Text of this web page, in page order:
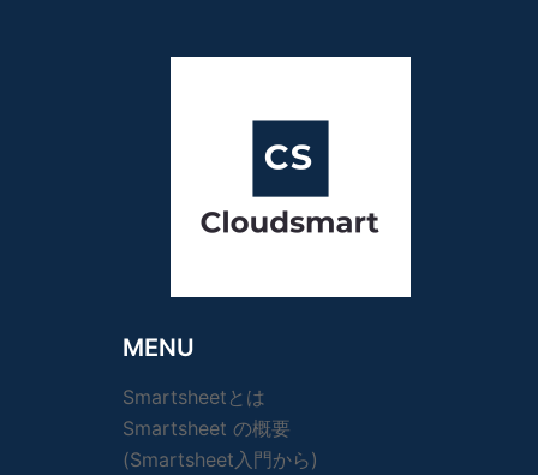
MENU
Smartsheetとは
Smartsheet の概要
(Smartsheet入門から)